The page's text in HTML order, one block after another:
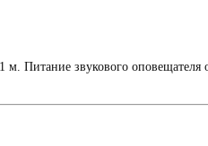
м. Питание звукового